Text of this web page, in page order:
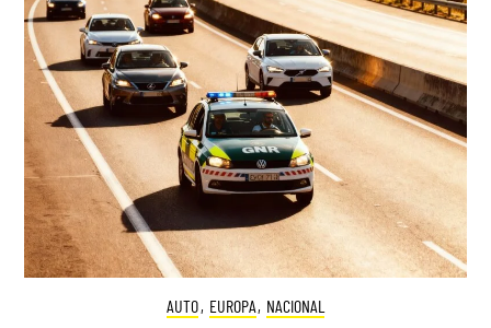
AUTO, EUROPA, NACIONAL